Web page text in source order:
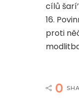
cílů
16.
proti
0